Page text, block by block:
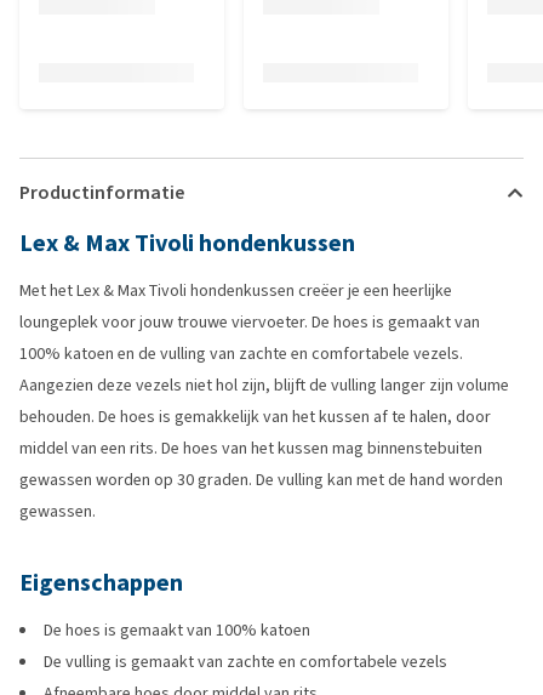
Productinformatie
Lex & Max Tivoli hondenkussen
Met het Lex & Max Tivoli hondenkussen creëer je een heerlijke
loungeplek voor jouw trouwe viervoeter. De hoes is gemaakt van
100% katoen en de vulling van zachte en comfortabele vezels.
Aangezien deze vezels niet hol zijn, blijft de vulling langer zijn volume
behouden. De hoes is gemakkelijk van het kussen af te halen, door
middel van een rits. De hoes van het kussen mag binnenstebuiten
gewassen worden op 30 graden. De vulling kan met de hand worden
gewassen.
Eigenschappen
De hoes is gemaakt van 100% katoen
De vulling is gemaakt van zachte en comfortabele vezels